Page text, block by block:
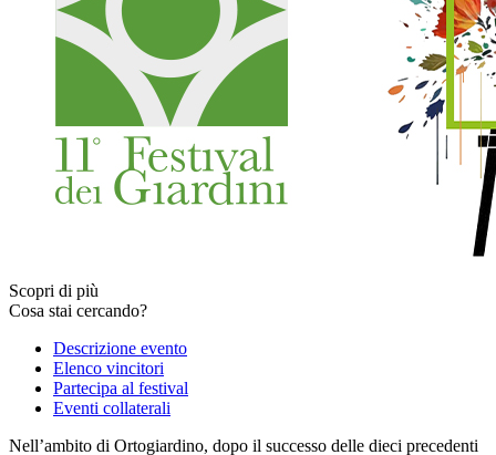
Scopri di più
Cosa stai cercando?
Descrizione evento
Elenco vincitori
Partecipa al festival
Eventi collaterali
Nell’ambito di Ortogiardino, dopo il successo delle dieci precedenti